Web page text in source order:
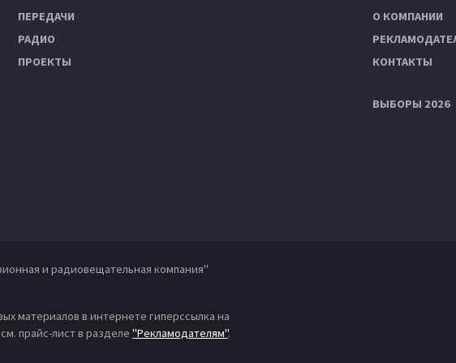
ПЕРЕДАЧИ
РАДИО
ПРОЕКТЫ
О КОМПАНИИ
КОНТАКТЫ
ВЫБОРЫ 2026
и радиовещательная компания"
материалов в интернете гиперссылка на
прайс-лист в разделе "Рекламодателям".